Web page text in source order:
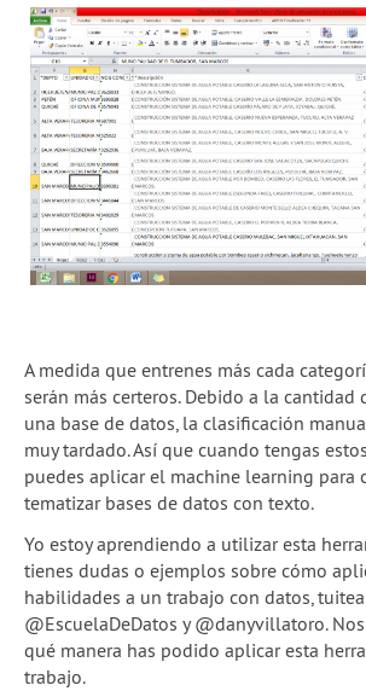
A medida que entrenes más cada
serán más certeros. Debido a la cantidad
una base de datos, la clasificación
muy tardado. Así que cuando tengas
puedes aplicar el machine learning para
tematizar bases de datos con texto.
Yo estoy aprendiendo a utilizar esta
tienes dudas o ejemplos sobre cómo
habilidades a un trabajo con datos,
@EscuelaDeDatos y @danyvillatoro.
qué manera has podido aplicar esta
trabajo.